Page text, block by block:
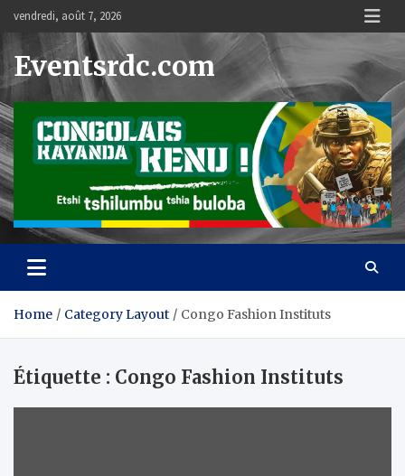
content
vendredi, août 7, 2026
Eventsrdc.com
Home Category Layout Congo Fashion Instituts
Étiquette : Congo Fashion Instituts